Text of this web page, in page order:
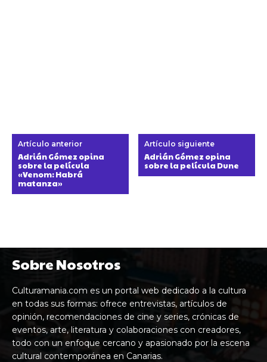
Artículo anterior
Adrián Gómez opina
sobre la película
«Venom: Habrá
matanza»
Artículo siguiente
Adrián Gómez opina
sobre la película Dune
Sobre Nosotros
Culturamania.com es un portal web dedicado a la cultura
en todas sus formas: ofrece entrevistas, artículos de
opinión, recomendaciones de cine y series, crónicas de
eventos, arte, literatura y colaboraciones con creadores,
todo con un enfoque cercano y apasionado por la escena
cultural contemporánea en Canarias.